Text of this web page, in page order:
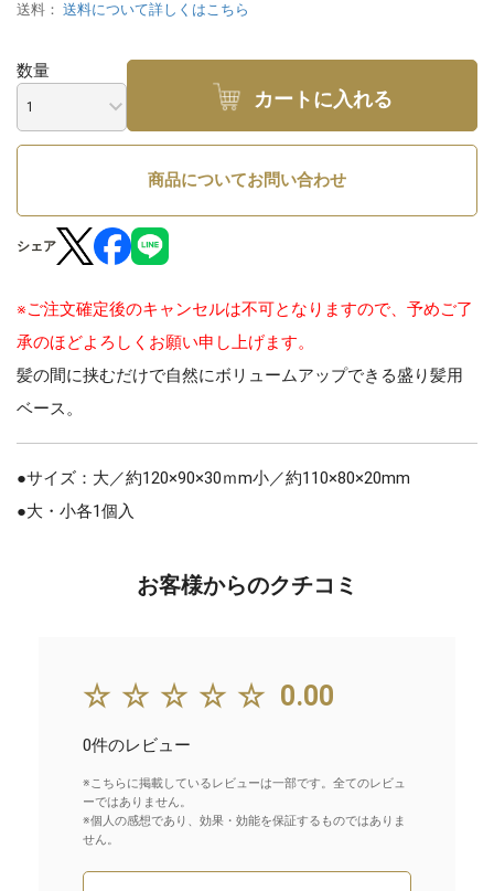
送料： 送料について詳しくはこちら
数量
カートに入れる
商品についてお問い合わせ
シェア
※ご注文確定後のキャンセルは不可となりますので、予めご了
承のほどよろしくお願い申し上げます。
髪の間に挟むだけで自然にボリュームアップできる盛り髪用
ベース。
●サイズ：大／約120×90×30ｍm小／約110×80×20mm
●大・小各1個入
お客様からのクチコミ
☆☆☆☆☆ 0.00
0件のレビュー
※こちらに掲載しているレビューは一部です。全てのレビュ
ーではありません。
※個人の感想であり、効果・効能を保証するものではありま
せん。